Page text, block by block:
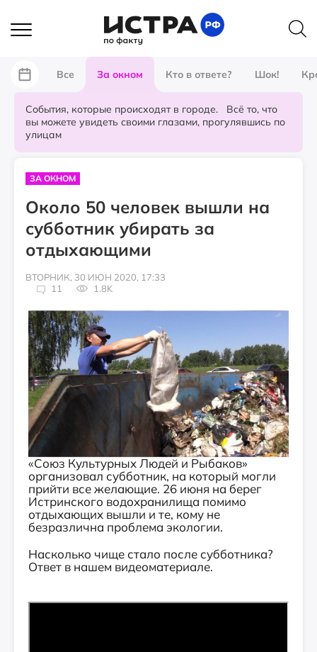
Все За окном Кто в ответе? Шок!
События, которые происходят в городе. Всё то, что
вы можете увидеть своими глазами, прогулявшись по
улицам
ЗА ОКНОМ
Около 50 человек вышли на
субботник убирать за
отдыхающими
ВТОРНИК, 30 ИЮН 2020, 17:33
11
1.8K
«Союз Культурных Людей и Рыбаков»
организовал субботник, на который могли
прийти все желающие. 26 июня на берег
Истринского водохранилища помимо
отдыхающих вышли и те, кому не
безразлична проблема экологии.
Насколько чище стало после субботника?
Ответ в нашем видеоматериале.